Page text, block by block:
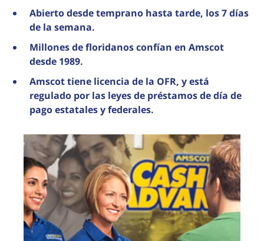
Abierto desde temprano hasta tarde, los 7 días
de la semana.
Millones de floridanos confían en Amscot
desde 1989.
Amscot tiene licencia de la OFR, y está
regulado por las leyes de préstamos de día de
pago estatales y federales.